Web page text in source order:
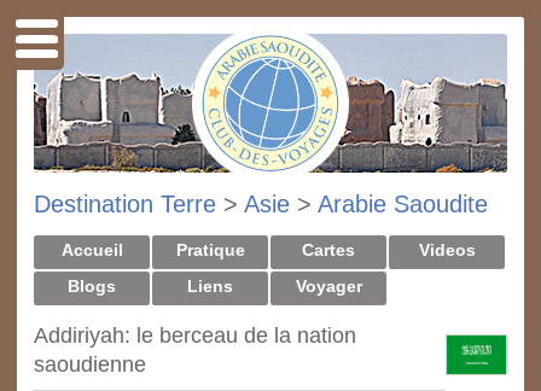
Destination Terre > Asie > Arabie Saoudite
Accueil Pratique Cartes
Videos
Blogs
Liens Voyager
Addiriyah: le berceau de la nation
saoudienne